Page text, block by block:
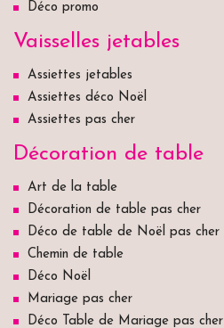
Déco promo
Vaisselles jetables
Assiettes jetables
Assiettes déco Noël
Assiettes pas cher
Décoration de table
Art de la table
Décoration de table pas cher
Déco de table de Noël pas cher
Chemin de table
Déco Noël
Mariage pas cher
Déco Table de Mariage pas cher